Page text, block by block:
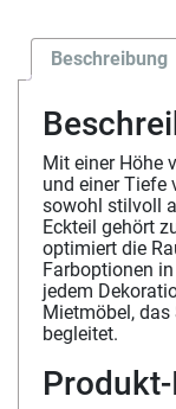
Beschreibung
Mit einer Höhe
und einer Tiefe
sowohl stilvoll
Eckteil gehört
optimiert die
Farboptionen
jedem
Mietmöbel, das
begleitet.